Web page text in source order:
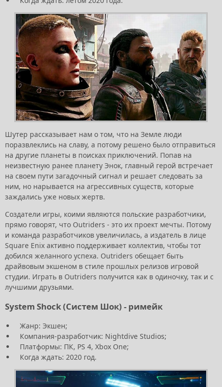
Шутер рассказывает нам о том, что на Земле люди
поразвлеклись на славу, а потому решено было отправиться
на другие планеты в поисках приключений. Попав на
неизвестную ранее планету Энок, главный герой встречает
на своем пути загадочный сигнал и решает следовать за
ним, но нарывается на агрессивных существ, которые
заждались уже новых жертв.
Создатели игры, коими являются польские разработчики,
прямо говорят, что Outriders - это их проект мечты. Потому
и команда разработчиков увеличилась, а издатель в лице
Square Enix активно поддерживает коллектив, чтобы тот
добился желанного успеха. Outriders обещает быть
драйвовым экшеном в стиле прошлых релизов игровой
студии. Играть в Outriders получится как в одиночку, так и с
лучшими друзьями.
System Shock (Систем Шок) - римейк
Жанр: Экшен;
Компания-разработчик: Nightdive Studios;
Платформы: ПК, PS 4, Xbox One;
Когда ждать: 2020 год.